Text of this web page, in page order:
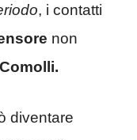
, i contatti
non
Comolli.
diventare